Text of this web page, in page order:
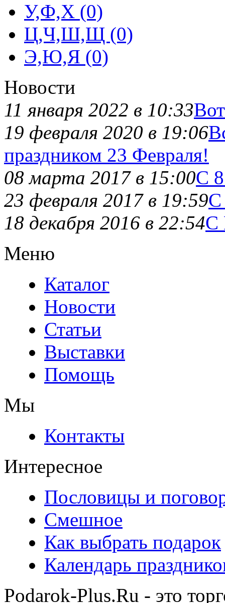
У,Ф,Х (0)
Ц,Ч,Ш,Щ (0)
Э,Ю,Я (0)
Новости
11 января 2022 в 10:33
19 февраля 2020 в 19:06
праздником 23 Февраля!
08 марта 2017 в 15:00С
23 февраля 2017 в 19:59С
18 декабря 2016 в 22:54С
Меню
Каталог
Новости
Статьи
Выставки
Помощь
Мы
Контакты
Интересное
Пословицы и
Смешное
Как выбрать подарок
Календарь
Podarok-Plus.Ru - это